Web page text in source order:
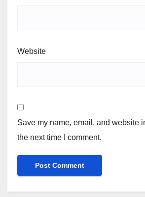
Website
Save my name, email, and website
the next time I comment.